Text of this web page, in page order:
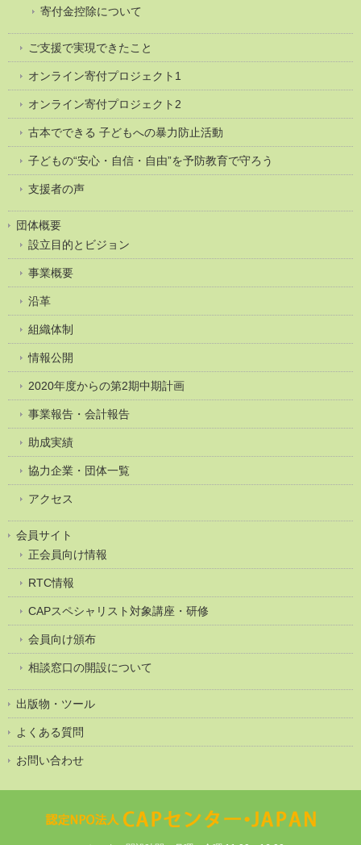
寄付金控除について
ご支援で実現できたこと
オンライン寄付プロジェクト1
オンライン寄付プロジェクト2
古本でできる 子どもへの暴力防止活動
子どもの“安心・自信・自由”を予防教育で守ろう
支援者の声
団体概要
設立目的とビジョン
事業概要
沿革
組織体制
情報公開
2020年度からの第2期中期計画
事業報告・会計報告
助成実績
協力企業・団体一覧
アクセス
会員サイト
正会員向け情報
RTC情報
CAPスペシャリスト対象講座・研修
会員向け頒布
相談窓口の開設について
出版物・ツール
よくある質問
お問い合わせ